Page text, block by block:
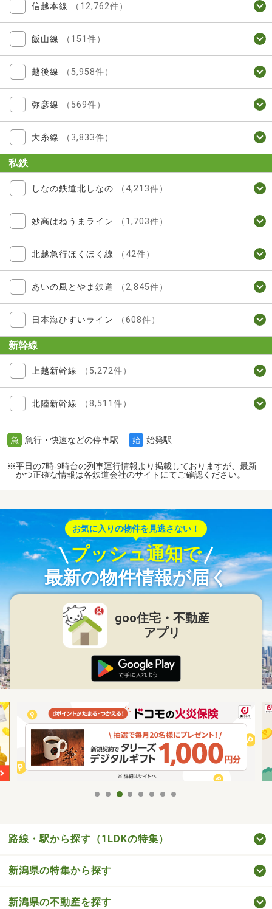
信越本線 （12,762件）
飯山線 （151件）
越後線 （5,958件）
弥彦線 （569件）
大糸線 （3,833件）
私鉄
しなの鉄道北しなの （4,213件）
妙高はねうまライン （1,703件）
北越急行ほくほく線 （42件）
あいの風とやま鉄道 （2,845件）
日本海ひすいライン （608件）
新幹線
上越新幹線 （5,272件）
北陸新幹線 （8,511件）
急 急行・快速などの停車駅 始 始発駅
※平日の7時-9時台の列車運行情報より掲載しておりますが、最新
かつ正確な情報は各鉄道会社のサイトにてご確認ください。
お気に入りの物件を見逃さない！
プッシュ通知で
最新の物件情報が届く
goo住宅・不動産
アプリ
路線・駅から探す（1LDKの特集）
新潟県の特集から探す
新潟県の不動産を探す